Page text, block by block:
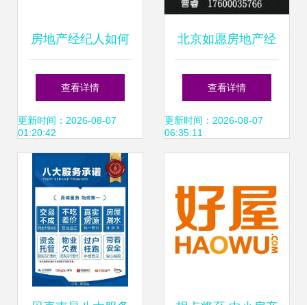
房地产经纪人如何
成为购房者与卖家
的信任顾问
查看详情
更新时间：2026-08-07
01:20:42
北京如愿房地产经
纪服务部 专业赋
能，助力安居梦
查看详情
更新时间：2026-08-07
06:35:11